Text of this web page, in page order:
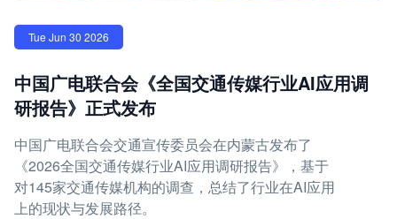
Tue Jun 30 2026
中国广电联合会《全国交通传媒行业AI应用调
研报告》正式发布
中国广电联合会交通宣传委员会在内蒙古发布了
《2026全国交通传媒行业AI应用调研报告》，基于
对145家交通传媒机构的调查，总结了行业在AI应用
上的现状与发展路径。